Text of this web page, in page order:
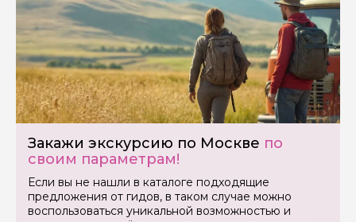
Закажи экскурсию по Москве по
своим параметрам!
Если вы не нашли в каталоге подходящие
предложения от гидов, в таком случае можно
воспользоваться уникальной возможностью и